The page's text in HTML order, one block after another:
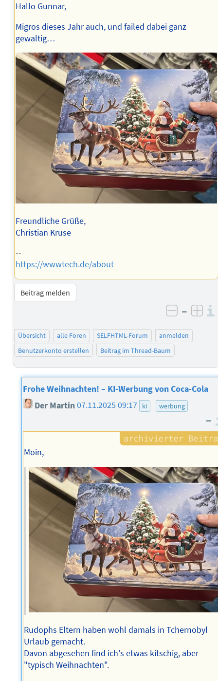
Hallo Gunnar,
Migros dieses Jahr auch, und failed dabei ganz
gewaltig…
Freundliche Grüße,
Christian Kruse
--
https://wwwtech.de/about
Beitrag melden
negativ
–
Übersicht alle Foren SELFHTML-Forum
anmelden
Benutzerkonto erstellen
Beitrag im Thread-Baum
Frohe Weihnachten! – KI-Werbung von Coca-Cola
Der Martin07.11.2025 09:17 ki werbung
–
Moin,
Rudophs Eltern haben wohl damals in Tchernobyl
Urlaub gemacht.
Davon abgesehen find ich's etwas kitschig, aber
"typisch Weihnachten".